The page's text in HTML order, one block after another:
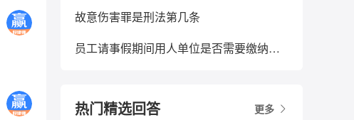
故意伤害罪是刑法第几条
员工请事假期间用人单位是否需要缴纳社保
热门精选回答 更多